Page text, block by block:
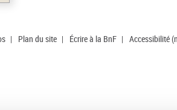
| Plan du site | Écrire à la BnF | Accessibilité